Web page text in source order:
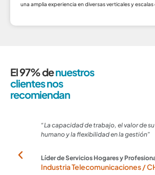
una amplia experiencia en diversas verticales y
El 97% denuestros
clientes nos
recomiendan
“La capacidad de trabajo, el valor de
humano y la flexibilidad en la gestión”
Líder de Servicios Hogares y
Industria Telecomunicaciones /